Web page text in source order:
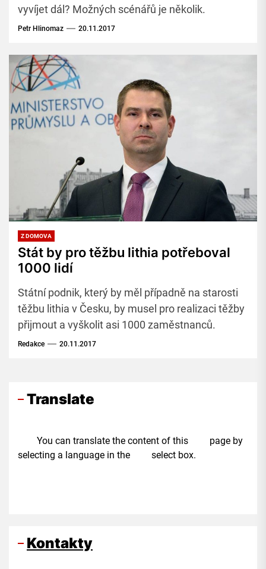
vyvíjet dál? Možných scénářů je několik.
Petr Hlinomaz 20.11.2017
Z DOMOVA
Stát by pro těžbu lithia potřeboval
1000 lidí
Státní podnik, který by měl případně na starosti
těžbu lithia v Česku, by musel pro realizaci těžby
přijmout a vyškolit asi 1000 zaměstnanců.
Redakce 20.11.2017
Translate
You can translate the content of this page by
selecting a language in the select box.
Kontakty